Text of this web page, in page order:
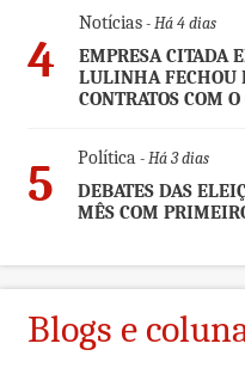
4
Notícias- Há 4 dias
EMPRESA CITADA
LULINHA FECHOU
CONTRATOS COM
5 Política - Há 3 dias
DEBATES DAS
MÊS COM
Blogs e